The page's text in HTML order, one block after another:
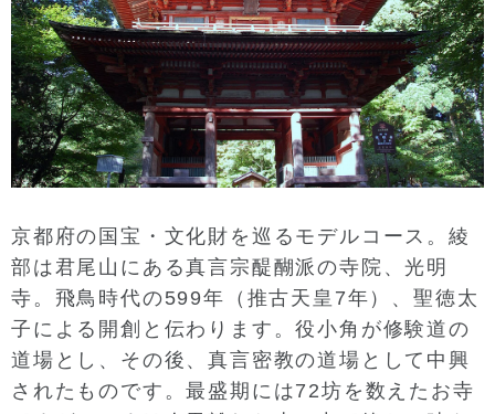
京都府の国宝・文化財を巡るモデルコース。綾
部は君尾山にある真言宗醍醐派の寺院、光明
寺。飛鳥時代の599年（推古天皇7年）、聖徳太
子による開創と伝わります。役小角が修験道の
道場とし、その後、真言密教の道場として中興
されたものです。最盛期には72坊を数えたお寺